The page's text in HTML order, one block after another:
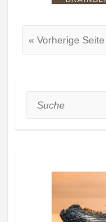
« Vorherige Seite
Suche